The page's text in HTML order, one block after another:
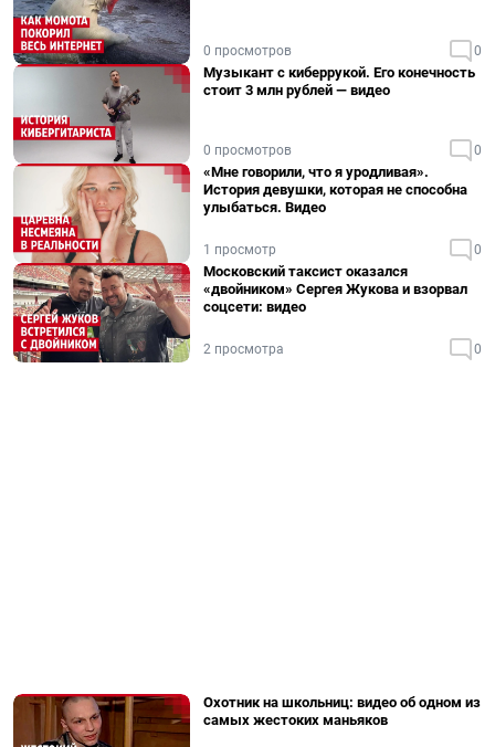
0 просмотров 0
Музыкант с киберрукой. Его конечность
стоит 3 млн рублей — видео
0 просмотров 0
«Мне говорили, что я уродливая».
История девушки, которая не способна
улыбаться. Видео
1 просмотр 0
Московский таксист оказался
«двойником» Сергея Жукова и взорвал
соцсети: видео
2 просмотра 0
Охотник на школьниц: видео об одном из
самых жестоких маньяков